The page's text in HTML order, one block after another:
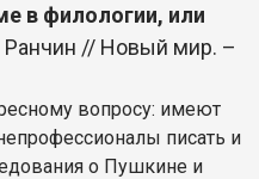
в филологии, или
Ранчин // Новый мир. –
вопросу: имеют
писать и
о Пушкине и